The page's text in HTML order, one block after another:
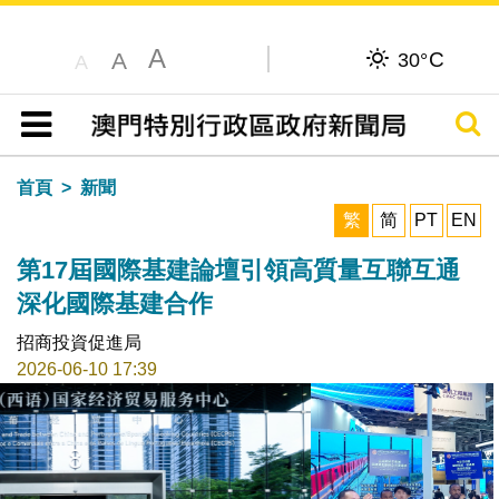
A A A 30°C
目錄
搜尋
首頁
新聞
繁
简 PT EN
第17屆國際基建論壇引領高質量互聯互通
深化國際基建合作
招商投資促進局
2026-06-10 17:39